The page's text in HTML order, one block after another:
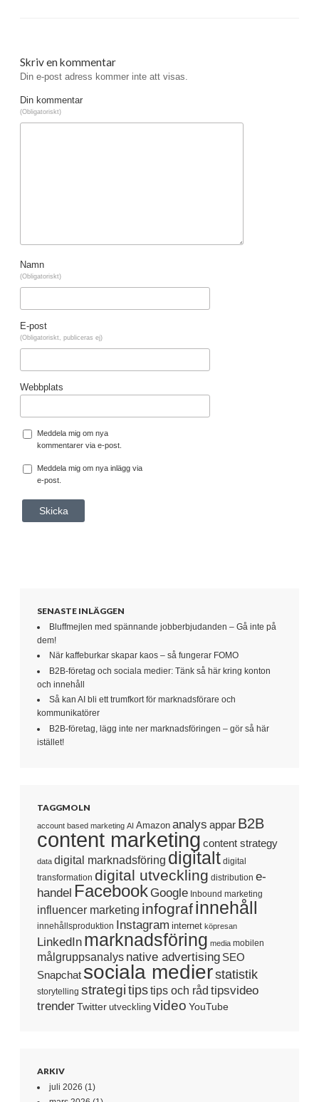
Skriv en kommentar
Din e-post adress kommer inte att visas.
Din kommentar
(Obligatoriskt)
Namn
(Obligatoriskt)
E-post
(Obligatoriskt, publiceras ej)
Webbplats
Meddela mig om nya
kommentarer via e-post.
Meddela mig om nya inlägg via
e-post.
SENASTE INLÄGGEN
Bluffmejlen med spännande jobberbjudanden – Gå inte på
dem!
När kaffeburkar skapar kaos – så fungerar FOMO
B2B-företag och sociala medier: Tänk så här kring konton
och innehåll
Så kan AI bli ett trumfkort för marknadsförare och
kommunikatörer
B2B-företag, lägg inte ner marknadsföringen – gör så här
istället!
TAGGMOLN
account based marketing AI Amazon analys appar B2B
content marketing content strategy
data digital marknadsföring digitalt digital
transformation digital utveckling distribution e-
handel Facebook Google Inbound marketing
influencer marketing infografinnehåll
innehållsproduktion Instagram internet köpresan
LinkedIn marknadsföring media mobilen
målgruppsanalys native advertising SEO
Snapchat sociala medierstatistik
storytelling strategi tipstips och råd tipsvideo
trenderTwitter utveckling video YouTube
ARKIV
juli 2026 (1)